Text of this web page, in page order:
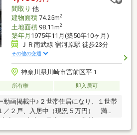
ッフ一同、お問合せを心よりお待ちし
間取り 他
建物面積74.25m2
土地面積98.11m2
築年月 1975年11月(築50年10ヶ月)
ＪＲ南武線 宿河原駅 徒歩23分
その他の交通
神奈川県川崎市宮前区平１
所有権 即入居可
動画掲載中♪２世帯住居になり、１世帯
／２戸、入居中（現況５万円） 満室
一に、少しでもお力になれるよう住宅